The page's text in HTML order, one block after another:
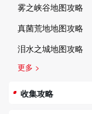
雾之峡谷地图攻略
真菌荒地地图攻略
泪水之城地图攻略
更多 >
收集攻略